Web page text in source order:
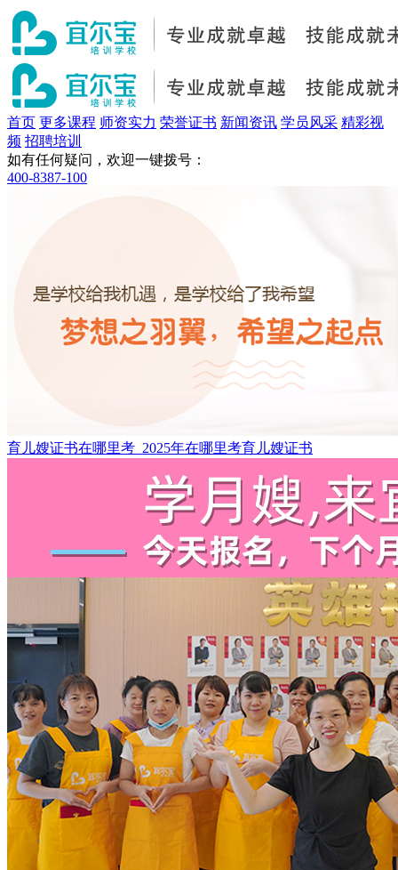
首页 更多课程 师资实力 荣誉证书 新闻资讯 学员风采 精彩视
频 招聘培训
如有任何疑问，欢迎一键拨号：
400-8387-100
育儿嫂证书在哪里考_2025年在哪里考育儿嫂证书